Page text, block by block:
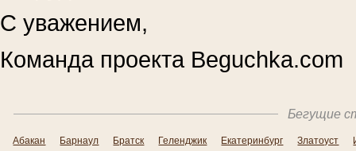
С уважением,
Команда проекта Beguchka.com
Бегущие
Абакан Барнаул Братск Геленджик Екатеринбург Златоуст